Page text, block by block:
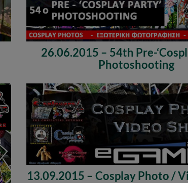
26.06.2015 – 54th Pre-
Photoshooting
13.09.2015 – Cosplay Photo /